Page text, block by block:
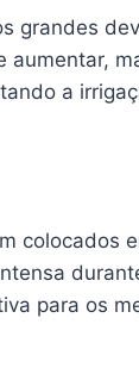
grandes
a
colocados
para os